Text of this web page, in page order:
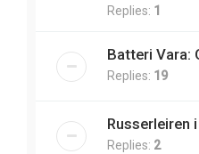
Replies: 1
Batteri Vara:
Replies: 19
Russerleiren
Replies: 2